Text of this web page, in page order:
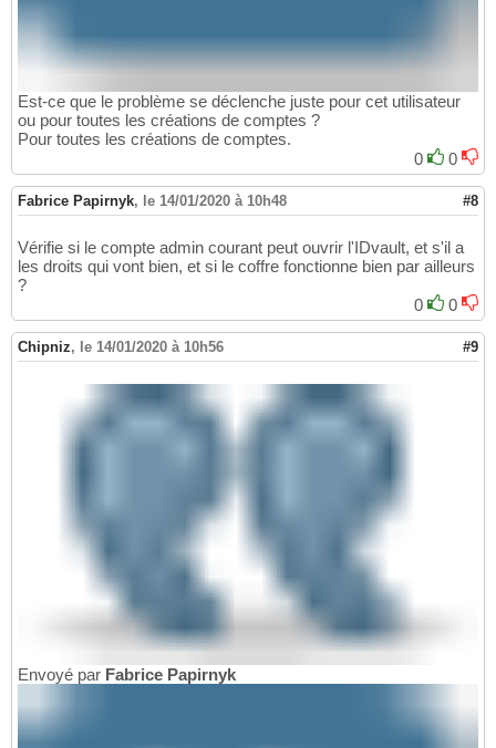
Est-ce que le problème se déclenche juste pour cet utilisateur
ou pour toutes les créations de comptes ?
Pour toutes les créations de comptes.
0
0
Fabrice Papirnyk, le 14/01/2020 à 10h48 #8
Vérifie si le compte admin courant peut ouvrir l'IDvault, et s'il a
les droits qui vont bien, et si le coffre fonctionne bien par ailleurs
?
0
0
Chipniz, le 14/01/2020 à 10h56 #9
Envoyé par Fabrice Papirnyk